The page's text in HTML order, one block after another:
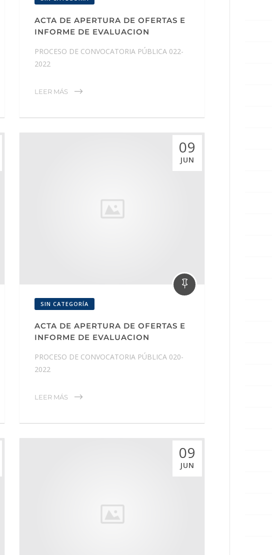
ACTA DE APERTURA DE OFERTAS E
INFORME DE EVALUACION
PROCESO DE CONVOCATORIA PÚBLICA 022-
2022
LEER MÁS
09
JUN
SIN CATEGORÍA
ACTA DE APERTURA DE OFERTAS E
INFORME DE EVALUACION
PROCESO DE CONVOCATORIA PÚBLICA 020-
2022
LEER MÁS
09
JUN